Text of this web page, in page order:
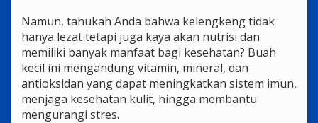
Namun, tahukah Anda bahwa kelengkeng tidak
hanya lezat tetapi juga kaya akan nutrisi dan
memiliki banyak manfaat bagi kesehatan? Buah
kecil ini mengandung vitamin, mineral, dan
antioksidan yang dapat meningkatkan sistem imun,
menjaga kesehatan kulit, hingga membantu
mengurangi stres.